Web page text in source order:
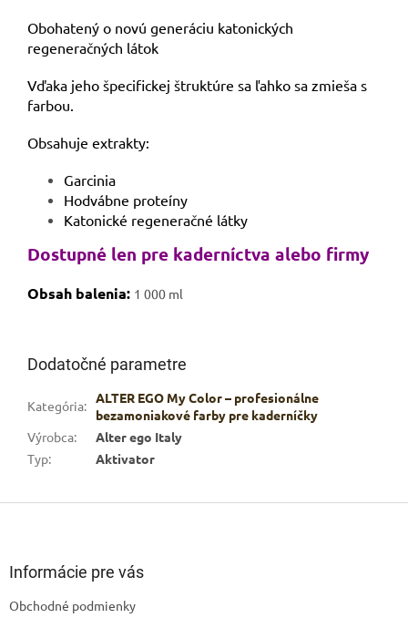
Obohatený o novú generáciu katonických
regeneračných látok
Vďaka jeho špecifickej štruktúre sa ľahko sa zmieša s
farbou.
Obsahuje extrakty:
Garcinia
Hodvábne proteíny
Katonické regeneračné látky
Dostupné len pre kaderníctva alebo firmy
Obsah balenia: 1 000 ml
Dodatočné parametre
Kategória: ALTER EGO My Color – profesionálne
bezamoniakové farby pre kaderníčky
Výrobca:
Alter ego Italy
Typ: Aktivator
Informácie pre vás
Obchodné podmienky